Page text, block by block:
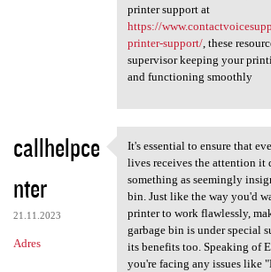
printer support at
https://
printer-support/, these
supervisor keeping your
and functioning smoothly
callhelpce
nter
21.11.2023
Adres
It's essential to
It's essential to ensure that
lives receives the attention it
something as seemingly
bin. Just like the way you'd
printer to work flawlessly,
garbage bin is under special
its benefits too. Speaking of
you're facing any issues like